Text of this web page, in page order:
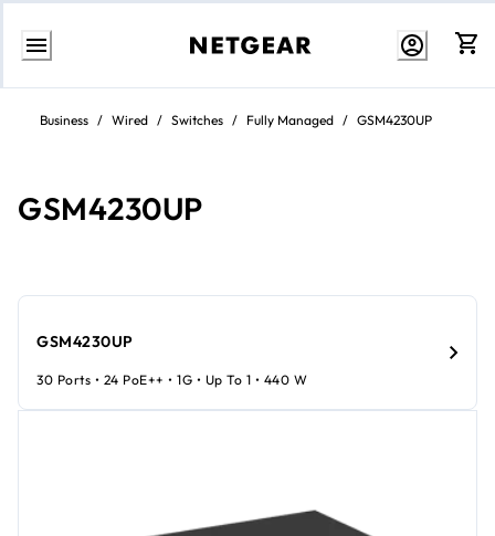
Weiter
InhaltBusiness / Wired / Switches / Fully Managed / GSM4230UP
GSM4230UP
GSM4230UP
30 Ports • 24 PoE++ • 1G • Up To 1 • 440 W